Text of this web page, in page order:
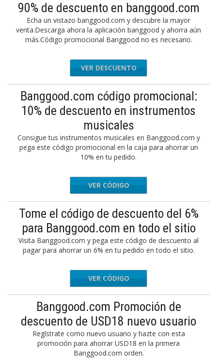
90% de descuento en banggood.com
Echa un vistazo banggood.com y descubre la mayor
venta.Descarga ahora la aplicación banggood y ahorra aún
más.Código promocional Banggood no es necesario.
VER DESCUENTO
Banggood.com código promocional:
10% de descuento en instrumentos
musicales
Consigue tus instrumentos musicales en Banggood.com y
pega este código promocional en la caja para ahorrar un
10% en tu pedido.
sicalIn
VER CÓDIGO
Tome el código de descuento del 6%
para Banggood.com en todo el sitio
Visita Banggood.com y pega este código de descuento al
pagar para ahorrar un 6% en tu pedido en todo el sitio.
iliate6
VER CÓDIGO
Banggood.com Promoción de
descuento de USD18 nuevo usuario
Regístrate como nuevo usuario y hazte con esta
promoción para ahorrar USD18 en la primera
Banggood.com orden.